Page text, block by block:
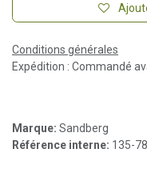
Conditions générales
Expédition : Commandé
Marque: Sandberg
Référence interne: 135-78